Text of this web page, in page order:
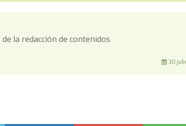
la redacción de contenidos
30